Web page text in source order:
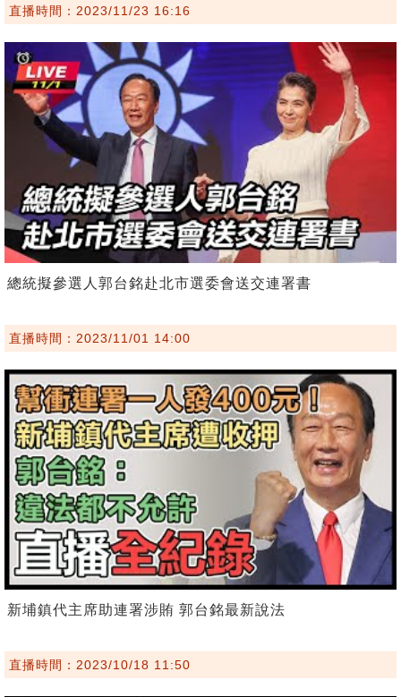
直播時間：2023/11/23 16:16
總統擬參選人郭台銘赴北市選委會送交連署書
直播時間：2023/11/01 14:00
新埔鎮代主席助連署涉賄 郭台銘最新說法
直播時間：2023/10/18 11:50